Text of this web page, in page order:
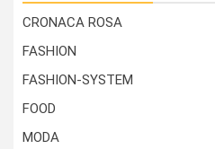
CRONACA ROSA
FASHION
FASHION-SYSTEM
FOOD
MODA